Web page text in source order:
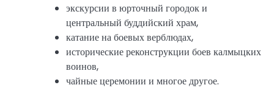
экскурсии в юрточный городок и
центральный буддийский храм,
катание на боевых верблюдах,
исторические реконструкции боев калмыцких
воинов,
чайные церемонии и многое другое.